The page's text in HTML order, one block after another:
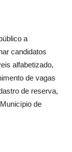
a
candidatos
alfabetizado,
de vagas
de reserva,
de